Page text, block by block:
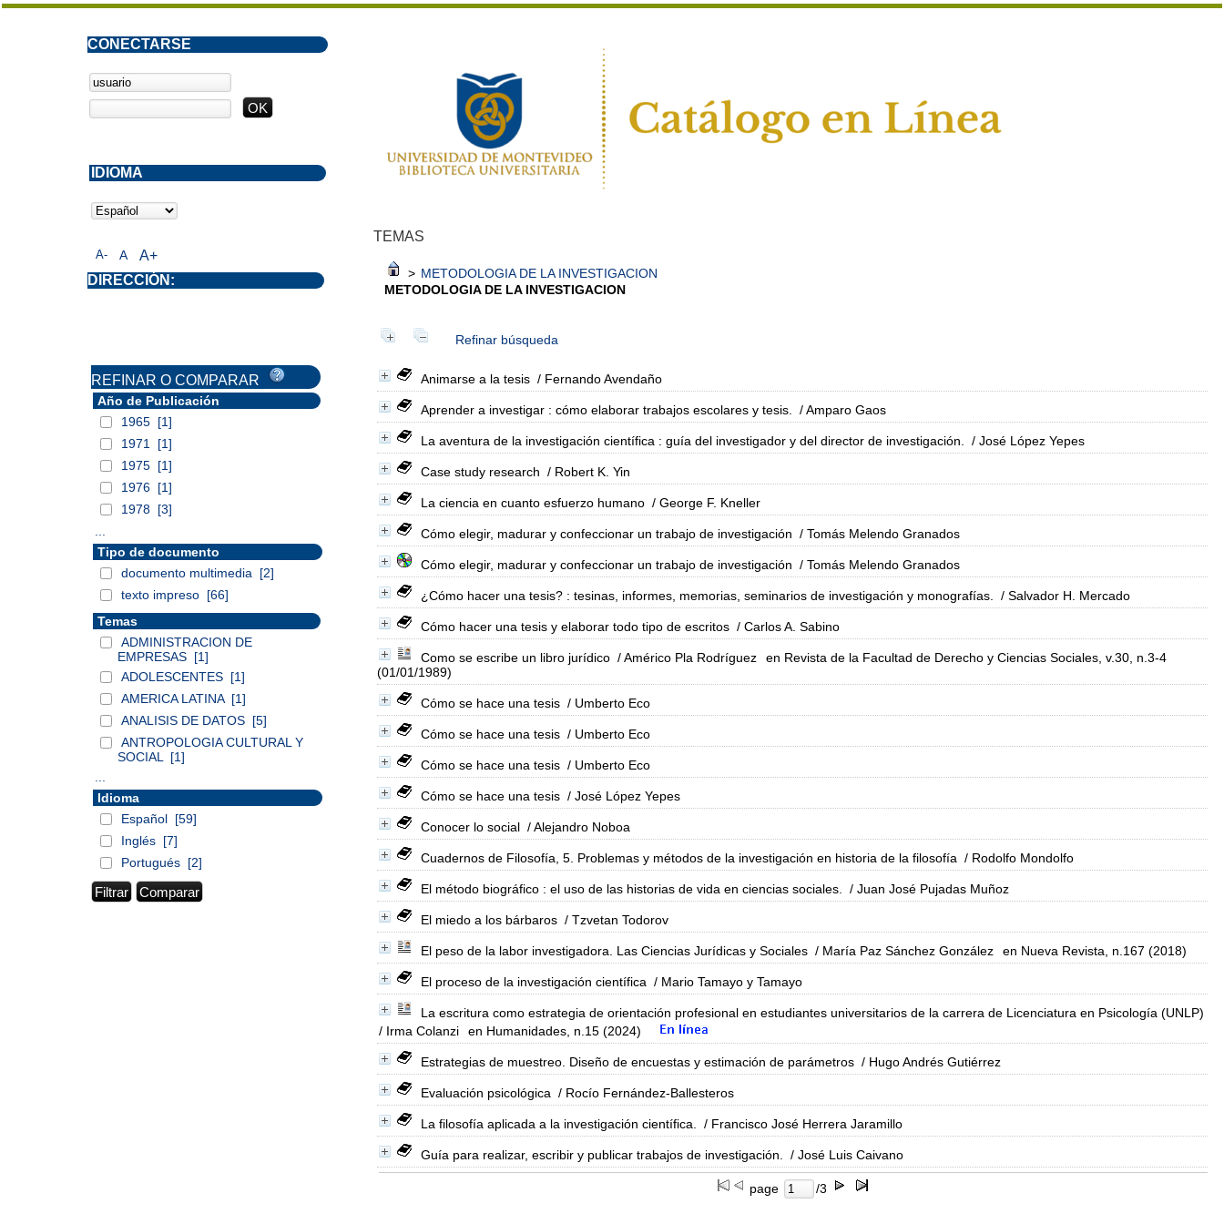
TEMAS
> METODOLOGIA DE LA INVESTIGACION
METODOLOGIA DE LA INVESTIGACION
Refinar búsqueda
Animarse a la tesis / Fernando Avendaño
Aprender a investigar : cómo elaborar trabajos escolares y tesis. / Amparo Gaos
La aventura de la investigación científica : guía del investigador y del director de investigación. / José López Yepes
Case study research / Robert K. Yin
La ciencia en cuanto esfuerzo humano / George F. Kneller
Cómo elegir, madurar y confeccionar un trabajo de investigación / Tomás Melendo Granados
Cómo elegir, madurar y confeccionar un trabajo de investigación / Tomás Melendo Granados
¿Cómo hacer una tesis? : tesinas, informes, memorias, seminarios de investigación y monografías. / Salvador H. Mercado
Cómo hacer una tesis y elaborar todo tipo de escritos / Carlos A. Sabino
Como se escribe un libro jurídico / Américo Pla Rodríguez
en Revista de la Facultad de Derecho y Ciencias Sociales, v.30, n.3-4
(01/01/1989)
Cómo se hace una tesis / Umberto Eco
Cómo se hace una tesis / Umberto Eco
Cómo se hace una tesis / Umberto Eco
Cómo se hace una tesis / José López Yepes
Conocer lo social / Alejandro Noboa
Cuadernos de Filosofía, 5. Problemas y métodos de la investigación en historia de la filosofía / Rodolfo Mondolfo
El método biográfico : el uso de las historias de vida en ciencias sociales. / Juan José Pujadas Muñoz
El miedo a los bárbaros / Tzvetan Todorov
El peso de la labor investigadora. Las Ciencias Jurídicas y Sociales / María Paz Sánchez González en Nueva Revista, n.167 (2018)
El proceso de la investigación científica / Mario Tamayo y Tamayo
La escritura como estrategia de orientación profesional en estudiantes universitarios de la carrera de Licenciatura en Psicología (UNLP)
/ Irma Colanzi
en Humanidades, n.15 (2024)
Estrategias de muestreo. Diseño de encuestas y estimación de parámetros / Hugo Andrés Gutiérrez
Evaluación psicológica / Rocío Fernández-Ballesteros
La filosofía aplicada a la investigación científica. / Francisco José Herrera Jaramillo
Guía para realizar, escribir y publicar trabajos de investigación. / José Luis Caivano
page /3
A- A A+
CONECTARSE
DIRECCIÓN:
IDIOMA
REFINAR O COMPARAR
Año de Publicación
1965 [1]
1971
[1]
1975 [1]
1976 [1]
1978 [3]
Tipo de documento
documento multimedia
[2]
texto impreso [66]
Temas
ADMINISTRACION DE
EMPRESAS [1]
ADOLESCENTES [1]
AMERICA LATINA [1]
ANALISIS DE DATOS [5]
ANTROPOLOGIA CULTURAL Y
SOCIAL
[1]
Idioma
Español [59]
Inglés [7]
Portugués [2]